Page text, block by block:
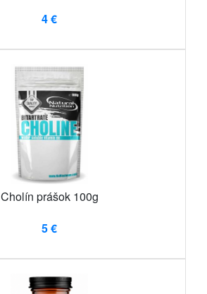
4 €
Cholín prášok 100g
5 €